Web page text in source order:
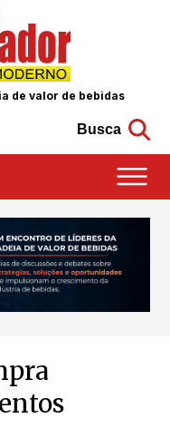
de valor de bebidas
Busca